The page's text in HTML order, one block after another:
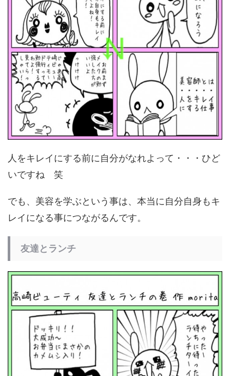
人をキレイにする前に自分がなれよって・・・ひど
いですね 笑
でも、美容を学ぶという事は、本当に自分自身もキ
レイになる事につながるんです。
友達とランチ